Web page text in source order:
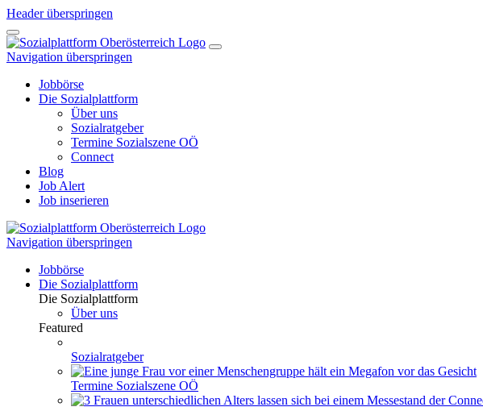
Header überspringen
Navigation überspringen
Jobbörse
Die Sozialplattform
Über uns
Sozialratgeber
Termine Sozialszene OÖ
Connect
Blog
Job Alert
Job inserieren
Navigation überspringen
Jobbörse
Die Sozialplattform
Die Sozialplattform
Über uns
Featured
Sozialratgeber
Termine Sozialszene OÖ